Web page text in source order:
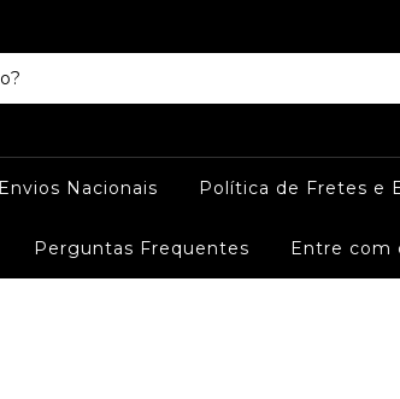
Nacionais Política de Fretes e
Perguntas Frequentes Entre com